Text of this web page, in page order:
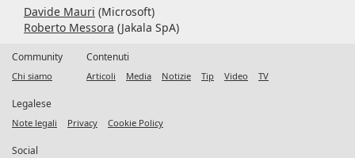
Davide Mauri (Microsoft)
Roberto Messora (Jakala SpA)
Community
Chi siamo
Contenuti
Articoli Media Notizie Tip Video TV
Legalese
Note legali Privacy Cookie Policy
Social